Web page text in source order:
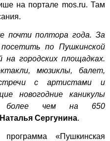
на портале mos.ru. Там
почти полтора года. За
по Пушкинской
городских площадках.
мюзиклы, балет,
с артистами и
новогодние каникулы
более чем на 650
Наталья Сергунина.
программа «Пушкинская